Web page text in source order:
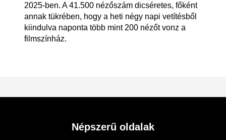
2025-ben. A 41.500 nézőszám dicséretes, főként
annak tükrében, hogy a heti négy napi vetítésből
kiindulva naponta több mint 200 nézőt vonz a
filmszínház.
Népszerű oldalak